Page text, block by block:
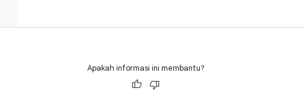
Apakah informasi ini membantu?